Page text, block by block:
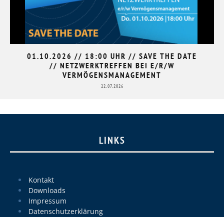
01.10.2026 // 18:00 UHR // SAVE THE DATE
// NETZWERKTREFFEN BEI E/R/W
VERMÖGENSMANAGEMENT
22.07.2026
LINKS
Kontakt
Downloads
Impressum
Datenschutzerklärung